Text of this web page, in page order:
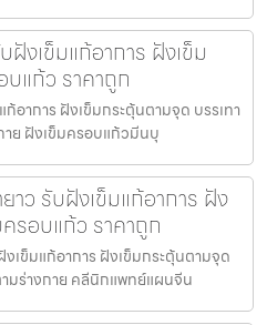
งเข็มแก้อาการ ฝังเข็ม
แก้ว ราคาถูก
อาการ ฝังเข็มกระตุ้นตามจุด บรรเทา
าย ฝังเข็มครอบแก้วมีนบุ
ว รับฝังเข็มแก้อาการ ฝัง
รอบแก้ว ราคาถูก
ข็มแก้อาการ ฝังเข็มกระตุ้นตามจุด
ามร่างกาย คลีนิกแพทย์แผนจีน